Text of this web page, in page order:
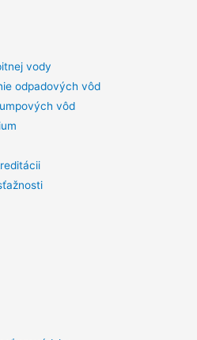
vody
odpadových vôd
vôd